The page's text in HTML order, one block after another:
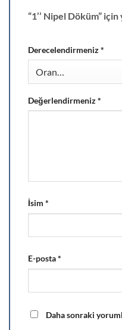
“1’’ Nipel Döküm”
Derecelendirmeniz*
Değerlendirmeniz*
İsim *
E-posta*
Daha sonraki